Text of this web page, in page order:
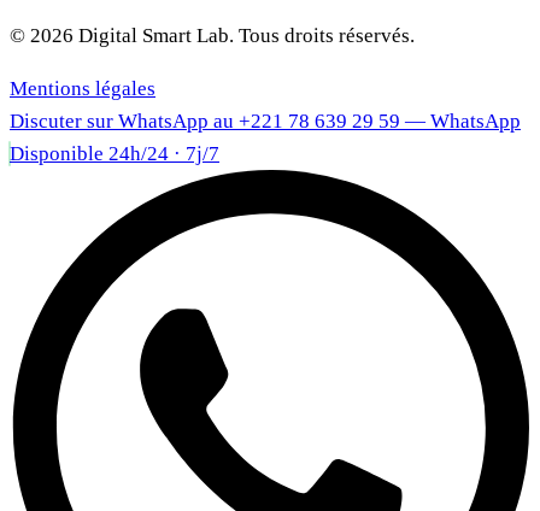
© 2026 Digital Smart Lab. Tous droits réservés.
Mentions légales
Discuter sur WhatsApp au +221 78 639 29 59 — WhatsApp
Disponible 24h/24 · 7j/7